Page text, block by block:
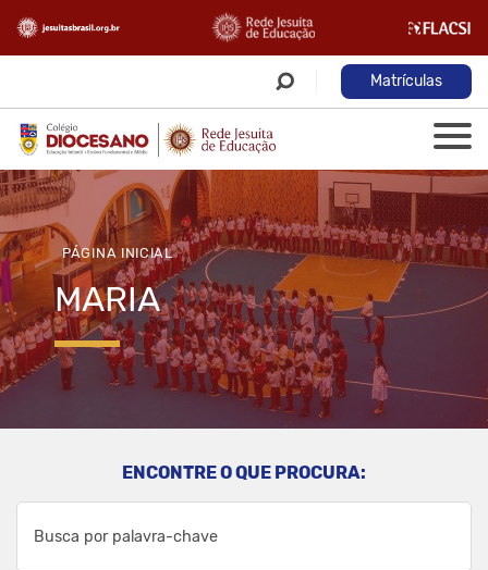
Matrículas
PÁGINA INICIAL
MARIA
ENCONTRE O QUE PROCURA: